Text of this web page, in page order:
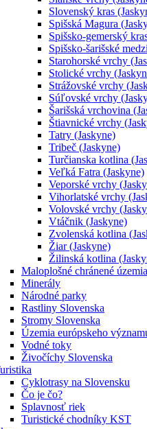
Slovenský kras
Spišská Magura
Spišsko-gemerský
Spišsko-šarišské
Starohorské vrchy
Stolické vrchy
Strážovské vrchy
Súľovské vrchy
Šarišská vrchovina
Štiavnické vrchy
Tatry (Jaskyne)
Tribeč (Jaskyne)
Turčianska kotlina
Veľká Fatra (Jaskyne)
Veporské vrchy
Vihorlatské vrchy
Volovské vrchy
Vtáčnik (Jaskyne)
Zvolenská kotlina
Žiar (Jaskyne)
Žilinská kotlina
Maloplošné chránené územia
Minerály
Národné parky
Rastliny Slovenska
Stromy Slovenska
Územia európskeho
Vodné toky
Živočíchy Slovenska
Cyklotrasy na Slovensku
Čo je čo?
Splavnosť riek
Turistické chodníky KST